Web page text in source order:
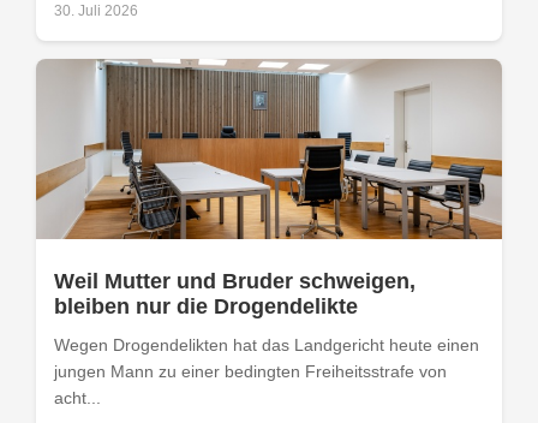
30. Juli 2026
Weil Mutter und Bruder schweigen,
bleiben nur die Drogendelikte
Wegen Drogendelikten hat das Landgericht heute einen
jungen Mann zu einer bedingten Freiheitsstrafe von
acht...